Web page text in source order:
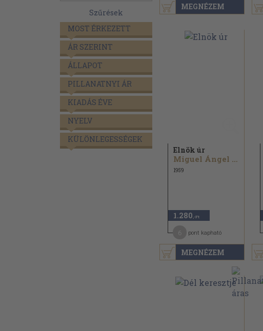
Szűrések
MOST ÉRKEZETT
ÁR SZERINT
ÁLLAPOT
PILLANATNYI ÁR
KIADÁS ÉVE
NYELV
KÜLÖNLEGESSÉGEK
MEGNÉZEM
MEGNÉZEM
Elnök úr
Miguel Ángel Asturias
1959
1.280 ,-Ft
pont kapható